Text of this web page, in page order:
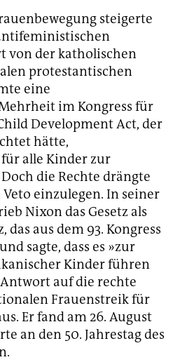
steigerte
von der katholischen
protestantischen
eine
im Kongress für
Development Act, der
hätte,
alle Kinder zur
die Rechte drängte
einzulegen. In seiner
Nixon das Gesetz als
das aus dem 93. Kongress
sagte, dass es »zur
Kinder führen
auf die rechte
Frauenstreik für
Er fand am 26. August
an den 50. Jahrestag des